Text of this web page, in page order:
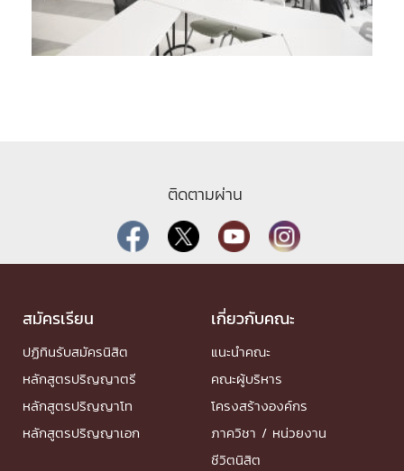
ติดตามผ่าน
สมัครเรียน
ปฏิทินรับสมัครนิสิต
หลักสูตรปริญญาตรี
หลักสูตรปริญญาโท
หลักสูตรปริญญาเอก
เกี่ยวกับคณะ
แนะนำคณะ
คณะผู้บริหาร
โครงสร้างองค์กร
ภาควิชา / หน่วยงาน
ชีวิตนิสิต